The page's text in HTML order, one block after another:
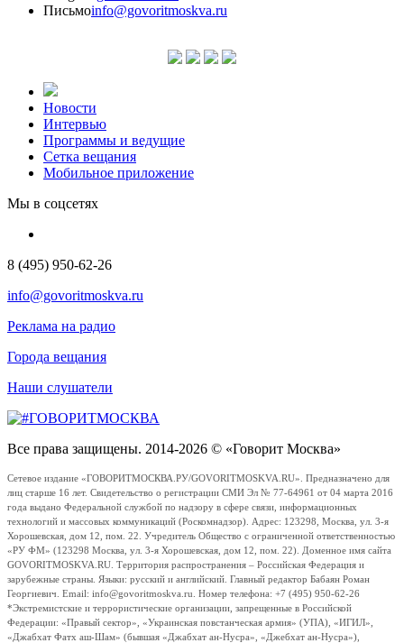
Письмоinfo@govoritmoskva.ru
Новости
Интервью
Программы и ведущие
Сетка вещания
Мобильное приложение
Мы в соцсетях
8 (495) 950-62-26
info@govoritmoskva.ru
Реклама на радио
Города вещания
Наши слушатели
Все права защищены. 2014-2026 © «Говорит Москва»
Сетевое издание «ГОВОРИТМОСКВА.РУ/GOVORITMOSKVA.RU». Предназначено для
лиц старше 16 лет. Свидетельство о регистрации СМИ Эл № 77-64961 от 04 марта 2016
года выдано Федеральной службой по надзору в сфере связи, информационных
технологий и массовых коммуникаций (Роскомнадзор). Адрес: 123298, Москва, ул. 3-я
Хорошевская, дом 12, пом. 22. Учредитель Общество с ограниченной ответственностью
«РУ ФМ» (123298 Москва, ул. 3-я Хорошевская, дом 12, пом. 22). Доменное имя сайта
GOVORITMOSKVA.RU. Территория распространения – Российская Федерация и
зарубежные страны. Языки: русский и английский. Главный редактор Бабаян Роман
Георгиевич. Email: info@govoritmoskva.ru. Номер телефона: +7 (495) 950-62-26
*Экстремистские и террористические организации, запрещенные в Российской
Федерации: «Правый сектор», «Украинская повстанческая армия» (УПА), «ИГИЛ»,
«Джабхат Фатх аш-Шам» (бывшая «Джабхат ан-Нусра», «Джебхат ан-Нусра»),